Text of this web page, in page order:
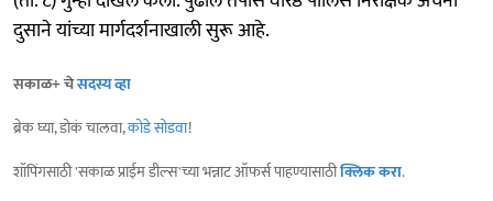
दुसाने यांच्या मार्गदर्शनाखाली सुरू आहे.
सकाळ+ चेसदस्य व्हा
ब्रेक घ्या, डोकं चालवा,कोडे सोडवा!
शॉपिंगसाठी 'सकाळ प्राईम डील्स'च्या भन्नाट ऑफर्स पाहण्यासाठीक्लिक करा.